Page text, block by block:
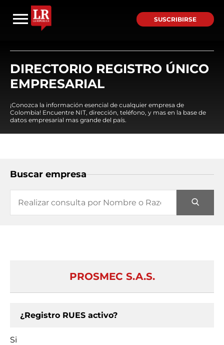
SUSCRIBIRSE
DIRECTORIO REGISTRO ÚNICO
EMPRESARIAL
¡Conozca la información esencial de cualquier empresa de
Colombia! Encuentre NIT, dirección, teléfono, y mas en la base de
datos empresarial mas grande del país.
Buscar empresa
PROSMEC S.A.S.
¿Registro RUES activo?
Si